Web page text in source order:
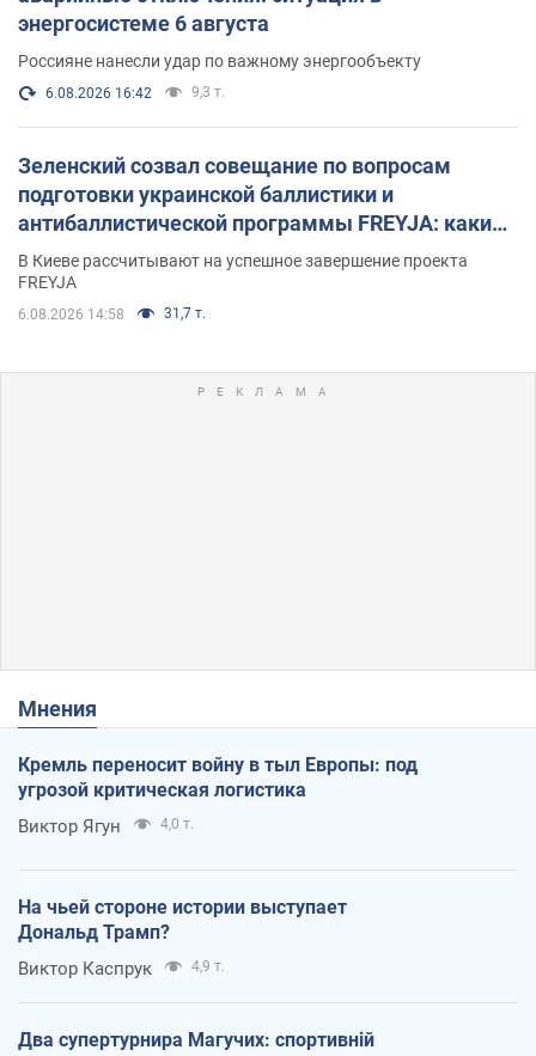
энергосистеме 6 августа
Россияне нанесли удар по важному энергообъекту
6.08.2026 16:42 9,3 т.
Зеленский созвал совещание по вопросам
подготовки украинской баллистики и
антибаллистической программы FREYJA: какие
решения готовятся
В Киеве рассчитывают на успешное завершение проекта
FREYJA
6.08.2026 14:58 31,7 т.
Мнения
Кремль переносит войну в тыл Европы: под
угрозой критическая логистика
Виктор Ягун 4,0 т.
На чьей стороне истории выступает
Дональд Трамп?
Виктор Каспрук 4,9 т.
Два супертурнира Магучих: спортивній